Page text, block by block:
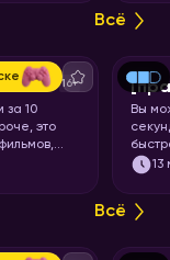
Всё
16+
за 10
это
откуда
Вы
13
Всё